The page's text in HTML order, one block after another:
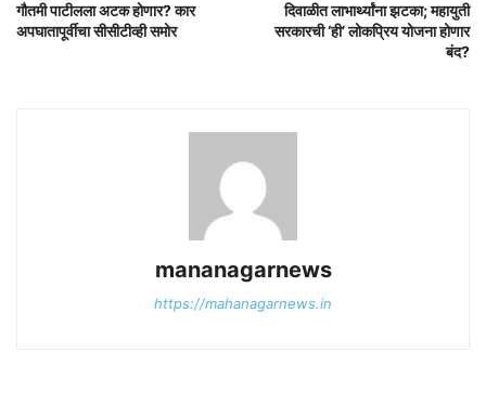
गौतमी पाटीलला अटक होणार? कार
अपघातापूर्वीचा सीसीटीव्ही समोर
दिवाळीत लाभार्थ्यांना झटका; महायुती
सरकारची ‘ही’ लोकप्रिय योजना होणार
बंद?
mananagarnews
https://mahanagarnews.in